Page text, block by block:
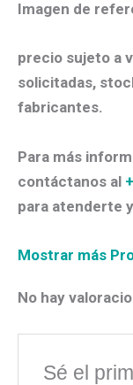
Imagen de
precio sujeto a
solicitadas,
fabricantes.
Para más
contáctanos al
para atenderte
Mostrar más
No hay
Sé el